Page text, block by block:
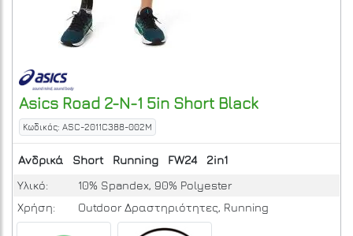
Asics Road 2-N-1 5in Short Black
Κωδικός: ASC-2011C388-002M
Ανδρικά Short Running FW24
2in1
Υλικό:
10% Spandex, 90% Polyester
Χρήση:
Outdoor Δραστηριότητες, Running